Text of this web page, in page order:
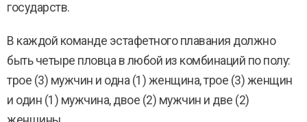
государств.
В каждой команде эстафетного плавания должно
быть четыре пловца в любой из комбинаций по полу:
трое (3) мужчин и одна (1) женщина, трое (3) женщин
и один (1) мужчина, двое (2) мужчин и две (2)